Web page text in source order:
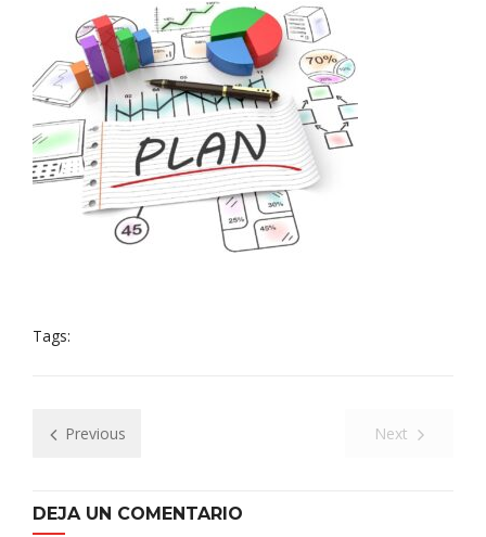
Tags:
Previous Next
DEJA UN COMENTARIO